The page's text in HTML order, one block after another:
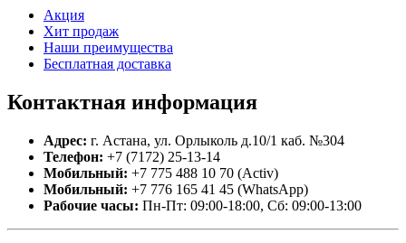
Акция
Хит продаж
Наши преимущества
Бесплатная доставка
Контактная информация
Адрес: г. Астана, ул. Орлыколь д.10/1 каб. №304
Телефон: +7 (7172) 25-13-14
Мобильный: +7 775 488 10 70 (Activ)
Мобильный: +7 776 165 41 45 (WhatsApp)
Рабочие часы: Пн-Пт: 09:00-18:00, Сб: 09:00-13:00